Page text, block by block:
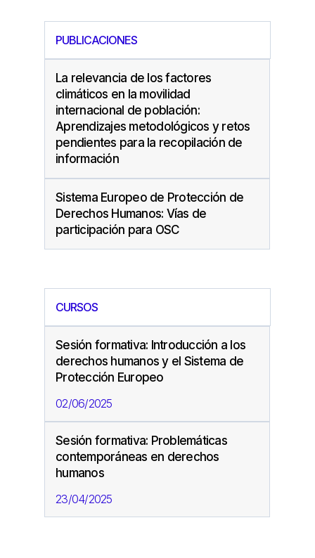
PUBLICACIONES
La relevancia de los factores
climáticos en la movilidad
internacional de población:
Aprendizajes metodológicos y retos
pendientes para la recopilación de
información
Sistema Europeo de Protección de
Derechos Humanos: Vías de
participación para OSC
CURSOS
Sesión formativa: Introducción a los
derechos humanos y el Sistema de
Protección Europeo
02/06/2025
Sesión formativa: Problemáticas
contemporáneas en derechos
humanos
23/04/2025